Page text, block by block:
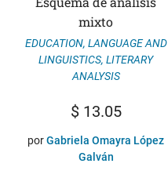
mixto
EDUCATION, LANGUAGE AND
LINGUISTICS, LITERARY
ANALYSIS
$13.05
porGabriela Omayra López
Galván